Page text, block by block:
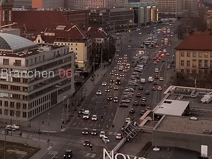
Branchen06
Dienstleistungen
Software